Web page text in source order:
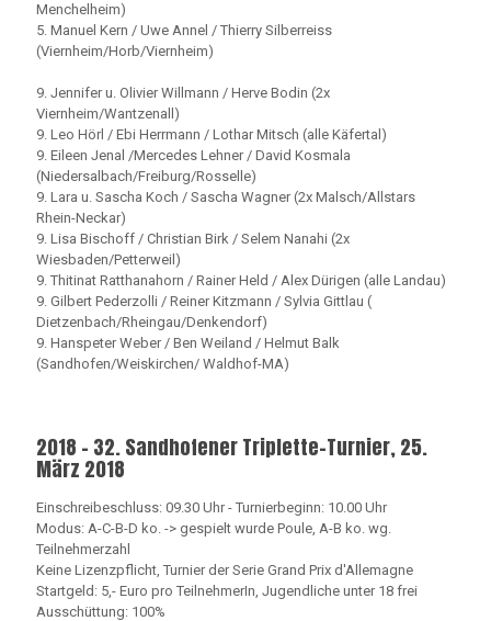
Menchelheim)
5. Manuel Kern / Uwe Annel / Thierry Silberreiss
(Viernheim/Horb/Viernheim)
9. Jennifer u. Olivier Willmann / Herve Bodin (2x
Viernheim/Wantzenall)
9. Leo Hörl / Ebi Herrmann / Lothar Mitsch (alle Käfertal)
9. Eileen Jenal /Mercedes Lehner / David Kosmala
(Niedersalbach/Freiburg/Rosselle)
9. Lara u. Sascha Koch / Sascha Wagner (2x Malsch/Allstars
Rhein-Neckar)
9. Lisa Bischoff / Christian Birk / Selem Nanahi (2x
Wiesbaden/Petterweil)
9. Thitinat Ratthanahorn / Rainer Held / Alex Dürigen (alle Landau)
9. Gilbert Pederzolli / Reiner Kitzmann / Sylvia Gittlau (
Dietzenbach/Rheingau/Denkendorf)
9. Hanspeter Weber / Ben Weiland / Helmut Balk
(Sandhofen/Weiskirchen/ Waldhof-MA)
2018 - 32. Sandhofener Triplette-Turnier, 25.
März 2018
Einschreibeschluss: 09.30 Uhr - Turnierbeginn: 10.00 Uhr
Modus: A-C-B-D ko. -> gespielt wurde Poule, A-B ko. wg.
Teilnehmerzahl
Keine Lizenzpflicht, Turnier der Serie Grand Prix d'Allemagne
Startgeld: 5,- Euro pro TeilnehmerIn, Jugendliche unter 18 frei
Ausschüttung: 100%